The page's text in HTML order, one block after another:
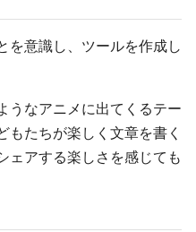
を意識し、ツールを作成し
うなアニメに出てくるテー
もたちが楽しく文章を書く
ェアする楽しさを感じても